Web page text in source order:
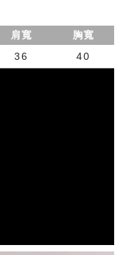
肩寬
胸寬
36 40